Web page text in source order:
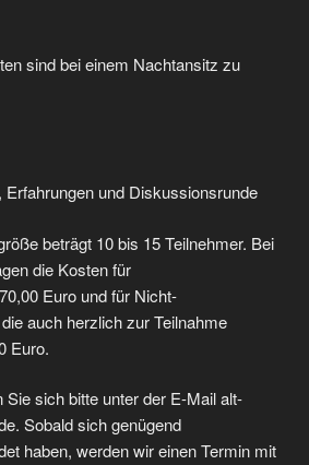
sind bei einem Nachtansitz zu
und Diskussionsrunde
beträgt 10 bis 15 Teilnehmer. Bei
die Kosten für
Euro und für Nicht-
auch herzlich zur Teilnahme
Euro.
Sie sich bitte unter der E-Mail alt-
Sobald sich genügend
haben, werden wir einen Termin mit